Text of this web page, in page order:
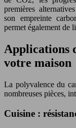
premières
son empreinte
permet également de
Applications
votre maison
La polyvalence du
nombreuses pièces,
Cuisine :